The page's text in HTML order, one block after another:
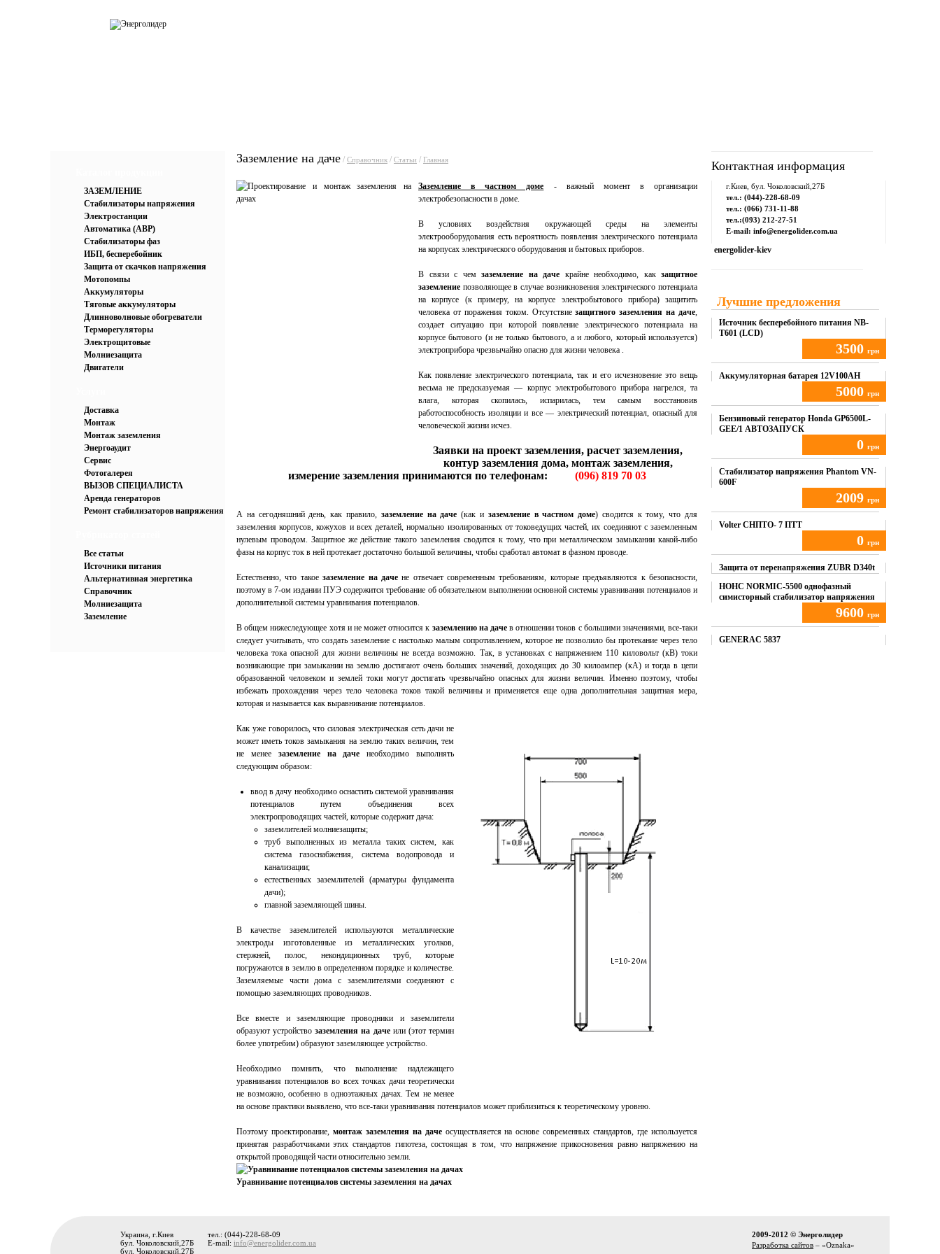
ЗАЗЕМЛЕНИЕ
Стабилизаторы напряжения
Электростанции
Автоматика (АВР)
Стабилизаторы фаз
ИБП, бесперебойник
Защита от скачков напряжения
Мотопомпы
Аккумуляторы
Тяговые аккумуляторы
Длинноволновые обогреватели
Терморегуляторы
Электрощитовые
Молниезащита
Двигатели
Доставка
Монтаж
Монтаж заземления
Энергоаудит
Сервис
Фотогалерея
ВЫЗОВ СПЕЦИАЛИСТА
Аренда генераторов
Ремонт стабилизаторов напряжения
Все статьи
Источники питания
Альтернативная энергетика
Справочник
Молниезащита
Заземление
Заземление на даче / Справочник / Статьи / Главная
Заземление в частном доме - важный момент в организации
электробезопасности в доме.
В условиях воздействия окружающей среды на элементы
электрооборудования есть вероятность появления электрического потенциала
на корпусах электрического оборудования и бытовых приборов.
В связи c чем заземление на даче крайне необходимо, как защитное
заземление позволяющее в случае возникновения электрического потенциала
на корпусе (к примеру, на корпусе электробытового прибора) защитить
человека от поражения током. Отсутствиезащитногозаземления на даче,
создает ситуацию при которой появление электрического потенциала на
корпусе бытового (и не только бытового, а и любого, который используется)
электроприбора чрезвычайно опасно для жизни человека .
Как появление электрического потенциала, так и его исчезновение это вещь
весьма не предсказуемая — корпус электробытового прибора нагрелся, та
влага, которая скопилась, испарилась, тем самым восстановив
работоспособность изоляции и все — электрический потенциал, опасный для
человеческой жизни исчез.
Заявки на проект заземления, расчет заземления,
контур заземления дома, монтаж заземления,
измерение заземления принимаются по телефонам:
(096) 819 70 03
А на сегодняшний день, как правило, заземление на даче (как и заземление в частном доме) сводится к тому, что для
заземления корпусов, кожухов и всех деталей, нормально изолиро­ванных от токоведущих частей, их соединяют с заземлен­ным
нулевым проводом. Защитное же действие такого зазем­ления сводится к тому, что при металлическом замыкании какой-либо
фазы на корпус ток в ней протекает достаточ­но большой величины, чтобы сработал автомат в фазном проводе.
Естественно, что такоезаземление на дачене отвечает современным требованиям, которые предъявляются к безопасности,
поэтому в 7-ом издании ПУЭ содержится требование об обязательном выполнении основной системы уравнивания потенциалов и
дополнительной системы уравнивания потенциалов.
В общем нижеследующее хотя и не может относится к заземлению на дачев отношении токов с большими значениями, все-таки
следует учитывать, что создать заземление с настолько малым сопротивлением, которое не позволило бы протекание через тело
человека тока опасной для жизни величины не всегда возможно. Так, в установках с напряжением 110 киловольт (кВ) токи
возникающие при замыкании на землю достигают очень больших значений, доходящих до 30 килоампер (кА) и тогда в цепи
образованной человеком и землей токи могут достигать чрезвычайно опасных для жизни величин. Именно поэтому, чтобы
избежать прохождения через тело человека токов такой величины и применяется еще одна дополнительная защитная мера,
которая и называется как выравнивание потенциалов.
Как уже говорилось, что силовая электрическая сеть дачи не
может иметь токов замыкания на землю таких величин, тем
не менее заземление на даче необходимо выполнять
следующим образом:
ввод в дачу необходимо оснастить системой уравнивания
потенциалов путем объединения всех
электропроводящих частей, которые содержит дача:
заземлителей молниезащиты;
труб выполненных из металла таких систем, как
система газоснабжения, система водопровода и
канализации;
естественных заземлителей (арматуры фундамента
дачи);
главной заземляющей шины.
В качестве заземлителей используются металлические
электроды изготовленные из металлических уголков,
стержней, полос, некондиционных труб, которые
погружаются в землю в определенном порядке и количестве.
Заземляемые части дома с заземлителями соединяют с
помощью заземляющих проводников.
Все вместе и заземляющие проводники и заземлители
образуют устройствозаземления на дачеили (этот термин
более употребим) образуют заземляющее устройство.
Необходимо помнить, что выполнение надлежащего
уравнивания потенциалов во всех точках дачи теоретически
не возможно, особенно в одноэтажных дачах. Тем не менее
на основе практики выявлено, что все-таки уравнивания потенциалов может приблизиться к теоретическому уровню.
Поэтому проектирование, монтаж заземления на дачеосуществляется на основе современных стандартов, где используется
принятая разработчиками этих стандартов гипотеза, состоящая в том, что напряжение прикосновения равно напряжению на
открытой проводящей части относительно земли.
Уравнивание потенциалов системы заземления на дачах
Контактная информация
г.Киев, бул. Чоколовский,27Б
тел.: (044)-228-68-09
тел.: (066) 731-11-88
тел.:(093) 212-27-51
E-mail: info@energolider.com.ua
energolider-kiev
Лучшие предложения
Источник бесперебойного питания NB-
T601 (LCD)
3500 грн
Купить
Аккумуляторная батарея 12V100AH
5000 грн
Купить
Бензиновый генератор Honda GP6500L-
GEE/1 АВТОЗАПУСК
0 грн
Купить
Стабилизатор напряжения Phantom VN-
600F
2009 грн
Купить
Volter СНПТО- 7 ПТТ
0 грн
Купить
Защита от перенапряжения ZUBR D340t
НОНС NORMIC-5500 однофазный
симисторный стабилизатор напряжения
9600 грн
Купить
GENERAC 5837
Украина, г.Киев
бул. Чоколовский,27Б
бул. Чоколовский,27Б
тел.: (044)-228-68-09
E-mail: info@energolider.com.ua
2009-2012 © Энерголидер
Разработка сайтов – «Oznaka»